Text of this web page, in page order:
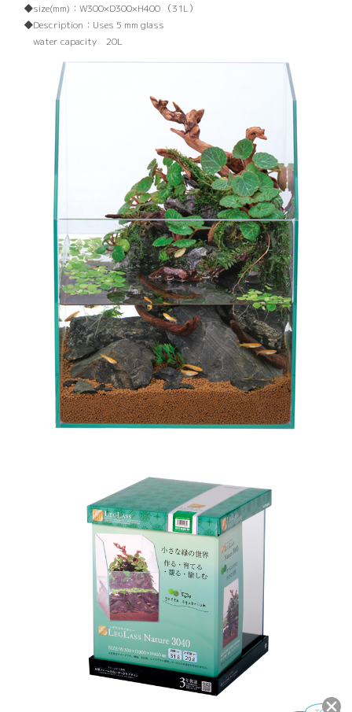
size(mm)： W300×D300×H400 （31L）
Description： Uses 5 mm glass
water capacity 20L